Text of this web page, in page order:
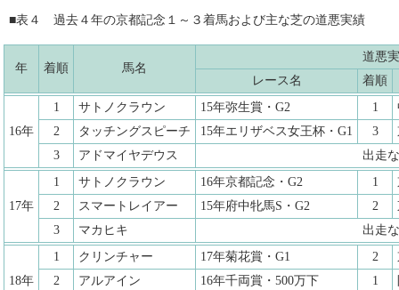
■表４ 過去４年の京都記念１～３着馬および主な芝の道悪実績
年 着順 馬名
道悪
レース名
着順
16年
1 サトノクラウン 15年弥生賞・G2 1
2
タッチングスピーチ 15年エリザベス女王杯・G1 3
3
アドマイヤデウス 出走
17年
1 サトノクラウン 16年京都記念・G2 1
2
スマートレイアー 15年府中牝馬S・G2 2
3
マカヒキ 出走
18年
1 クリンチャー 17年菊花賞・G1 2
2
アルアイン 16年千両賞・500万下 1